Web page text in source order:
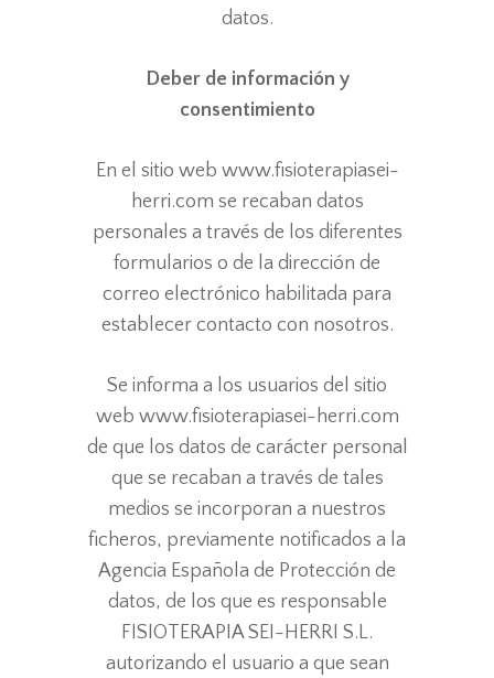
datos.
Deber de información y
consentimiento
En el sitio web www.fisioterapiasei-
herri.com se recaban datos
personales a través de los diferentes
formularios o de la dirección de
correo electrónico habilitada para
establecer contacto con nosotros.
Se informa a los usuarios del sitio
web www.fisioterapiasei-herri.com
de que los datos de carácter personal
que se recaban a través de tales
medios se incorporan a nuestros
ficheros, previamente notificados a la
Agencia Española de Protección de
datos, de los que es responsable
FISIOTERAPIA SEI-HERRI S.L.
autorizando el usuario a que sean